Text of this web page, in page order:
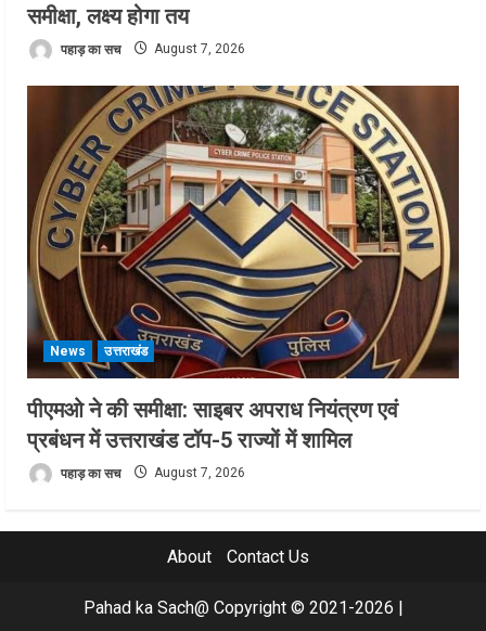
समीक्षा, लक्ष्य होगा तय
पहाड़ का सच August 7, 2026
News उत्तराखंड
पीएमओ ने की समीक्षा: साइबर अपराध नियंत्रण एवं
प्रबंधन में उत्तराखंड टॉप-5 राज्यों में शामिल
पहाड़ का सच August 7, 2026
About Contact Us
Pahad ka Sach@ Copyright © 2021-2026 |